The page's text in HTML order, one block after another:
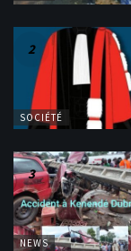
SOCIÉTÉ
NEWS